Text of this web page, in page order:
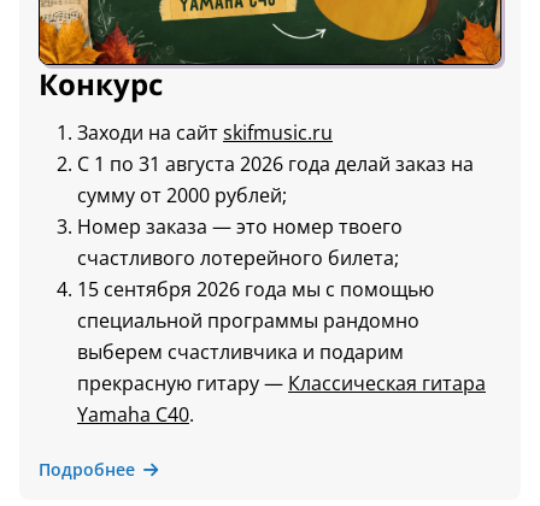
Конкурс
Заходи на сайтskifmusic.ru
С 1 по 31 августа 2026 года делай заказ на
сумму от 2000 рублей;
Номер заказа — это номер твоего
счастливого лотерейного билета;
15 сентября 2026 года мы с помощью
специальной программы рандомно
выберем счастливчика и подарим
прекрасную гитару — Классическая гитара
Yamaha C40.
Подробнее